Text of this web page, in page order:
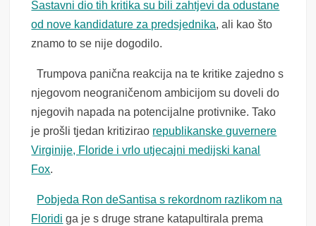
Sastavni dio tih kritika su bili zahtjevi da odustane
od nove kandidature za predsjednika, ali kao što
znamo to se nije dogodilo.
Trumpova panična reakcija na te kritike zajedno s
njegovom neograničenom ambicijom su doveli do
njegovih napada na potencijalne protivnike. Tako
je prošli tjedan kritizirao republikanske guvernere
Virginije, Floride i vrlo utjecajni medijski kanal
Fox.
Pobjeda Ron deSantisa s rekordnom razlikom na
Floridi ga je s druge strane katapultirala prema